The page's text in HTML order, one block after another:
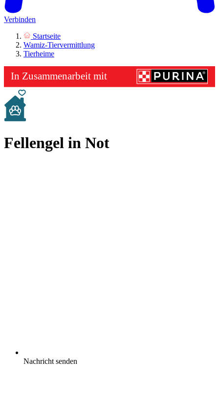
Verbinden
Startseite
Wamiz-Tiervermittlung
Tierheime
Fellengel in Not
Nachricht senden